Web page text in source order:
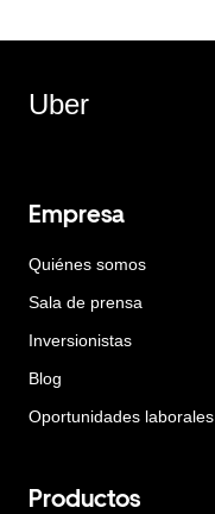
Uber
Empresa
Quiénes somos
Sala de prensa
Inversionistas
Blog
Oportunidades laborales
Productos